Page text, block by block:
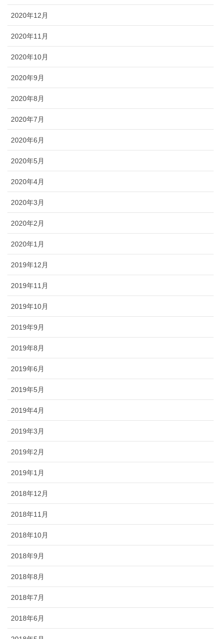
2020年12月
2020年11月
2020年10月
2020年9月
2020年8月
2020年7月
2020年6月
2020年5月
2020年4月
2020年3月
2020年2月
2020年1月
2019年12月
2019年11月
2019年10月
2019年9月
2019年8月
2019年6月
2019年5月
2019年4月
2019年3月
2019年2月
2019年1月
2018年12月
2018年11月
2018年10月
2018年9月
2018年8月
2018年7月
2018年6月